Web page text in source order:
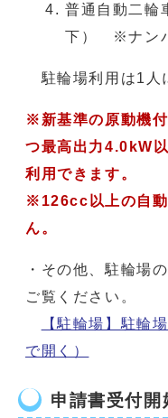
普通自動二輪
下） ※ナン
駐輪場利用は1人
※新基準の原動機
つ最高出力4.0kW
利用できます。
※126cc以上の自動
ん。
・その他、駐輪場
ご覧ください。
【駐輪場】駐輪
で開く）
申請書受付開